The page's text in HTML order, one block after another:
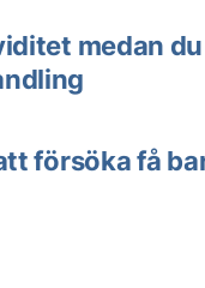
medan
försöka få